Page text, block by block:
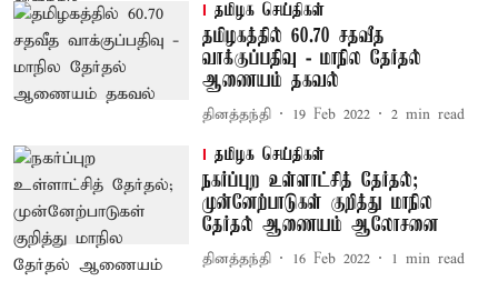
தமிழக செய்திகள்
தமிழகத்தில் 60.70 சதவீத
வாக்குப்பதிவு - மாநில தேர்தல்
ஆணையம் தகவல்
தினத்தந்தி 19 Feb 2022 2 min read
தமிழக செய்திகள்
நகர்ப்புற உள்ளாட்சித் தேர்தல்;
முன்னேற்பாடுகள் குறித்து மாநில
தேர்தல் ஆணையம் ஆலோசனை
தினத்தந்தி 16 Feb 2022 1 min read